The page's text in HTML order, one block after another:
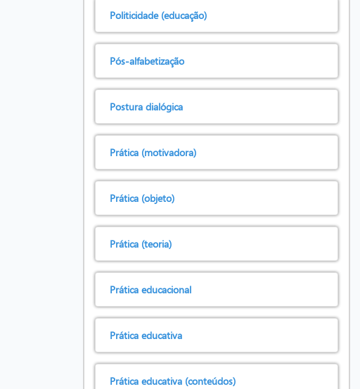
Politicidade (educação)
Pós-alfabetização
Postura dialógica
Prática (motivadora)
Prática (objeto)
Prática (teoria)
Prática educacional
Prática educativa
Prática educativa (conteúdos)